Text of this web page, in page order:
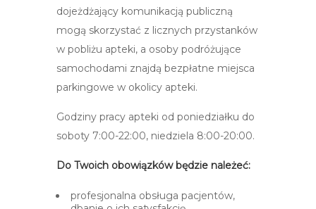
dojeżdżający komunikacją publiczną
mogą skorzystać z licznych przystanków
w pobliżu apteki, a osoby podróżujące
samochodami znajdą bezpłatne miejsca
parkingowe w okolicy apteki.​
Godziny pracy apteki od poniedziałku do
soboty 7:00-22:00, niedziela 8:00-20:00.
Do Twoich obowiązków będzie należeć:
profesjonalna obsługa pacjentów,